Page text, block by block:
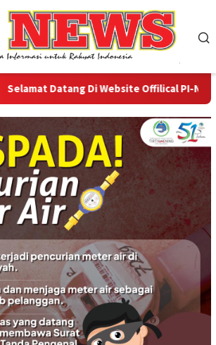
Datang Di Website Offilical PI-News